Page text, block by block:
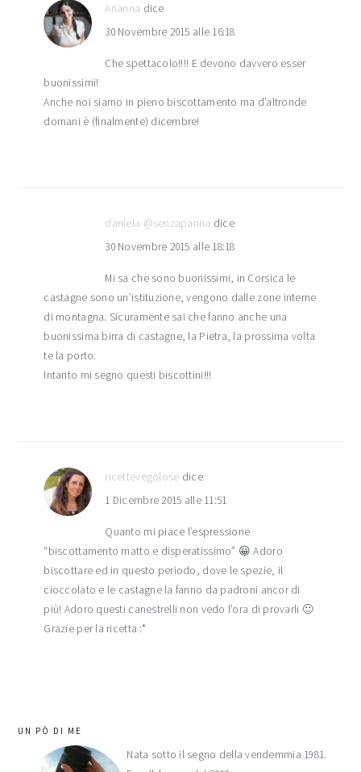
Arianna dice
30 Novembre 2015 alle 16:18
Che spettacolo!!!! E devono davvero esser
buonissimi!
Anche noi siamo in pieno biscottamento ma d’altronde
domani è (finalmente) dicembre!
daniela @senzapanna dice
30 Novembre 2015 alle 18:18
Mi sa che sono buonissimi, in Corsica le
castagne sono un’istituzione, vengono dalle zone interne
di montagna. Sicuramente sai che fanno anche una
buonissima birra di castagne, la Pietra, la prossima volta
te la porto.
Intanto mi segno questi biscottini!!!
ricettevegolose dice
1 Dicembre 2015 alle 11:51
Quanto mi piace l’espressione
“biscottamento matto e disperatissimo” 😀 Adoro
biscottare ed in questo periodo, dove le spezie, il
cioccolato e le castagne la fanno da padroni ancor di
più! Adoro questi canestrelli non vedo l’ora di provarli 🙂
Grazie per la ricetta :*
barra
laterale
UN PÒ DI ME
Nata sotto il segno della vendemmia 1981.